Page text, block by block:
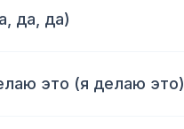
да, да)
это (я делаю это)